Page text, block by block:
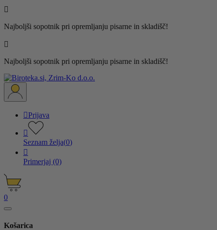

Najboljši sopotnik pri opremljanju pisarne in skladišč!

Najboljši sopotnik pri opremljanju pisarne in skladišč!
Prijava

Seznam želja(0)

Primerjaj (0)
0
Košarica